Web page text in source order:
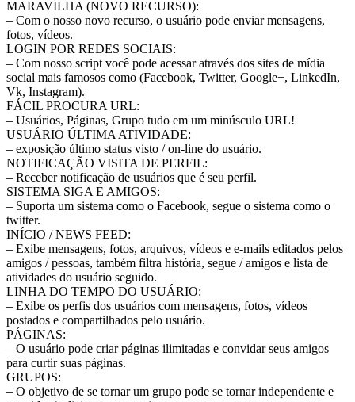
MARAVILHA (NOVO RECURSO):
– Com o nosso novo recurso, o usuário pode enviar mensagens,
fotos, vídeos.
LOGIN POR REDES SOCIAIS:
– Com nosso script você pode acessar através dos sites de mídia
social mais famosos como (Facebook, Twitter, Google+, LinkedIn,
Vk, Instagram).
FÁCIL PROCURA URL:
– Usuários, Páginas, Grupo tudo em um minúsculo URL!
USUÁRIO ÚLTIMA ATIVIDADE:
– exposição último status visto / on-line do usuário.
NOTIFICAÇÃO VISITA DE PERFIL:
– Receber notificação de usuários que é seu perfil.
SISTEMA SIGA E AMIGOS:
– Suporta um sistema como o Facebook, segue o sistema como o
twitter.
INÍCIO / NEWS FEED:
– Exibe mensagens, fotos, arquivos, vídeos e e-mails editados pelos
amigos / pessoas, também filtra história, segue / amigos e lista de
atividades do usuário seguido.
LINHA DO TEMPO DO USUÁRIO:
– Exibe os perfis dos usuários com mensagens, fotos, vídeos
postados e compartilhados pelo usuário.
PÁGINAS:
– O usuário pode criar páginas ilimitadas e convidar seus amigos
para curtir suas páginas.
GRUPOS:
– O objetivo de se tornar um grupo pode se tornar independente e